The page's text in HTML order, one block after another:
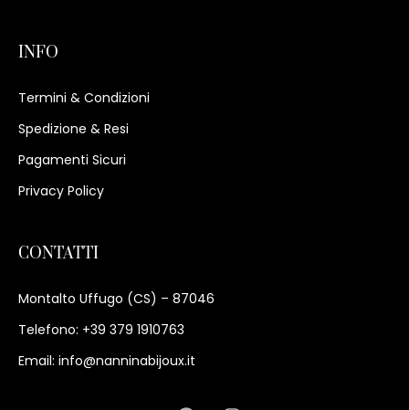
INFO
Termini & Condizioni
Spedizione & Resi
Pagamenti Sicuri
Privacy Policy
CONTATTI
Montalto Uffugo (CS) – 87046
Telefono: +39 379 1910763
Email: info@nanninabijoux.it